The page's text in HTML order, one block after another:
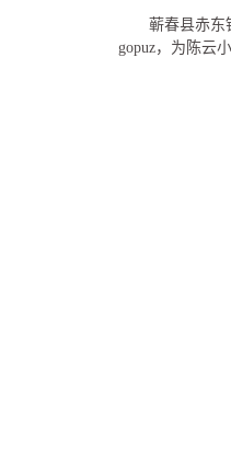
蕲春县赤东
gopuz，为陈云